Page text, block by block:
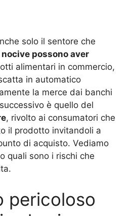
solo il sentore che
possono aver
alimentari in commercio,
in automatico
la merce dai banchi
è quello del
, rivolto ai consumatori che
il prodotto invitandoli a
di acquisto. Vediamo
quali sono i rischi che
pericoloso